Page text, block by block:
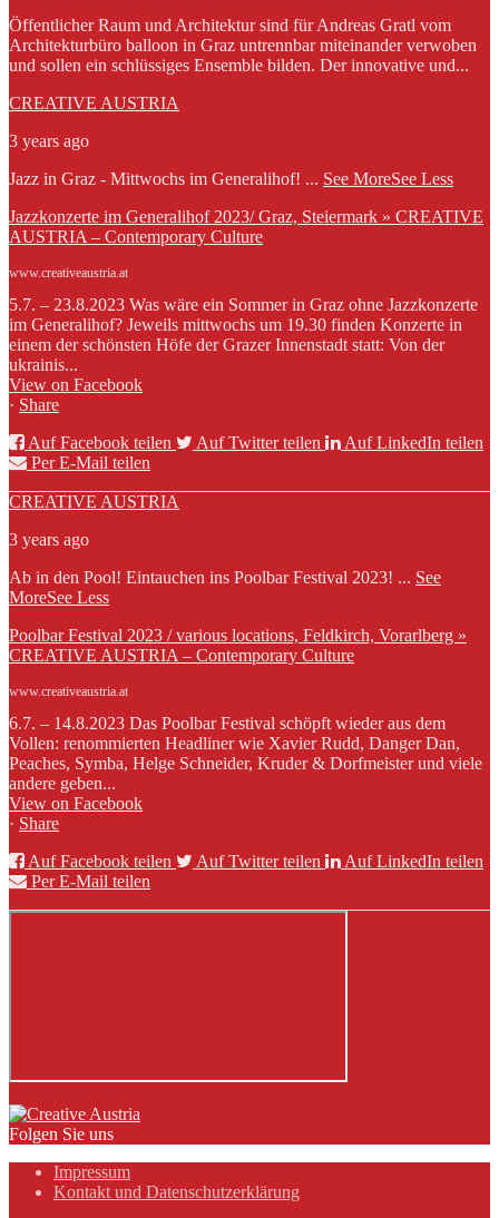
Öffentlicher Raum und Architektur sind für Andreas Gratl vom
Architekturbüro balloon in Graz untrennbar miteinander verwoben
und sollen ein schlüssiges Ensemble bilden. Der innovative und...
CREATIVE AUSTRIA
3 years ago
Jazz in Graz - Mittwochs im Generalihof! ... See MoreSee Less
Jazzkonzerte im Generalihof 2023/ Graz, Steiermark » CREATIVE
AUSTRIA – Contemporary Culture
www.creativeaustria.at
5.7. – 23.8.2023 Was wäre ein Sommer in Graz ohne Jazzkonzerte
im Generalihof? Jeweils mittwochs um 19.30 finden Konzerte in
einem der schönsten Höfe der Grazer Innenstadt statt: Von der
ukrainis...
View on Facebook
· Share
Auf Facebook teilen
Auf Twitter teilen
Auf LinkedIn teilen
Per E-Mail teilen
CREATIVE AUSTRIA
3 years ago
Ab in den Pool! Eintauchen ins Poolbar Festival 2023! ... See
MoreSee Less
Poolbar Festival 2023 / various locations, Feldkirch, Vorarlberg »
CREATIVE AUSTRIA – Contemporary Culture
www.creativeaustria.at
6.7. – 14.8.2023 Das Poolbar Festival schöpft wieder aus dem
Vollen: renommierten Headliner wie Xavier Rudd, Danger Dan,
Peaches, Symba, Helge Schneider, Kruder & Dorfmeister und viele
andere geben...
View on Facebook
· Share
Auf Facebook teilen
Auf Twitter teilen
Auf LinkedIn teilen
Per E-Mail teilen
Folgen Sie uns
Impressum
Kontakt und Datenschutzerklärung